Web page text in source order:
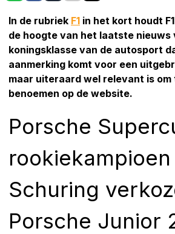
In de rubriek F1 in het kort houdt
de hoogte van het laatste nieuws
koningsklasse van de autosport
aanmerking komt voor een
maar uiteraard wel relevant is
benoemen op de website.
Porsche
Schuring
Porsche Junior